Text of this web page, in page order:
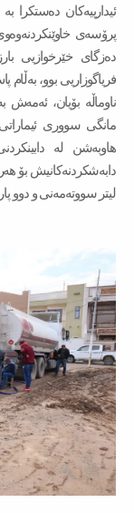
ئیدارییەكان دەستكرا
پرۆسەی
دەزگای خێرخوازیی
فریاگوزاریی بوو،
ناوماڵە بۆیان، ئەمەش
مانگی سووری
هاوبەشن لە
لیتر سووتەمەنی و دوو